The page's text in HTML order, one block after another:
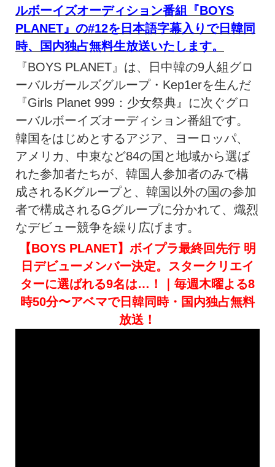
ルボーイズオーディション番組『BOYS
PLANET』の#12を日本語字幕入りで日韓同
時、国内独占無料生放送いたします。
『BOYS PLANET』は、日中韓の9人組グロ
ーバルガールズグループ・Kep1erを生んだ
『Girls Planet 999：少女祭典』に次ぐグロ
ーバルボーイズオーディション番組です。
韓国をはじめとするアジア、ヨーロッパ、
アメリカ、中東など84の国と地域から選ば
れた参加者たちが、韓国人参加者のみで構
成されるKグループと、韓国以外の国の参加
者で構成されるGグループに分かれて、熾烈
なデビュー競争を繰り広げます。
【BOYS PLANET】ボイプラ最終回先行 明
日デビューメンバー決定。スタークリエイ
ターに選ばれる9名は…！｜毎週木曜よる8
時50分〜アベマで日韓同時・国内独占無料
放送！